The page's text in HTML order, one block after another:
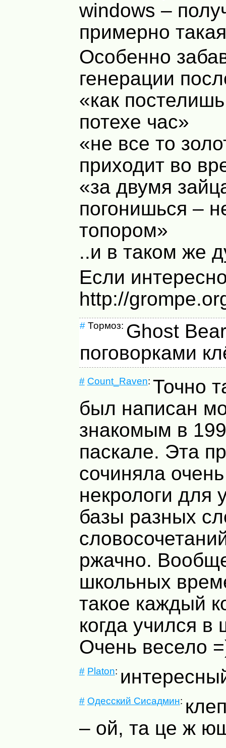
windows –
примерно
Особенно
генерации
«как
потехе час»
«не все то
приходит во
«за двумя
погонишься –
топором»
..и в таком же
Если
http://
# Тормоз: Ghost
поговорками
# Count_Raven: Точно
был написан
знакомым в
паскале. Эта
сочиняла
некрологи для
базы разных
ржачно.
школьных
такое каждый
когда учился в
Очень весело
# Platon:
# Одесский Сисадмин:
– ой, та це ж